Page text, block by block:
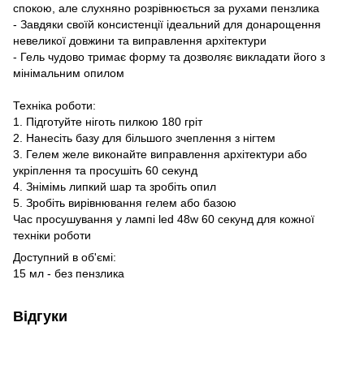
спокою, але слухняно розрівнюється за рухами пензлика
- Завдяки своїй консистенції ідеальний для донарощення
невеликої довжини та виправлення архітектури
- Гель чудово тримає форму та дозволяє викладати його з
мінімальним опилом
Техніка роботи:
1. Підготуйте ніготь пилкою 180 гріт
2. Нанесіть базу для більшого зчеплення з нігтем
3. Гелем желе виконайте виправлення архітектури або
укріплення та просушіть 60 секунд
4. Знімімь липкий шар та зробіть опил
5. Зробіть вирівнювання гелем або базою
Час просушування у лампі led 48w 60 секунд для кожної
техніки роботи
Доступний в об'ємі:
15 мл - без пензлика
Відгуки